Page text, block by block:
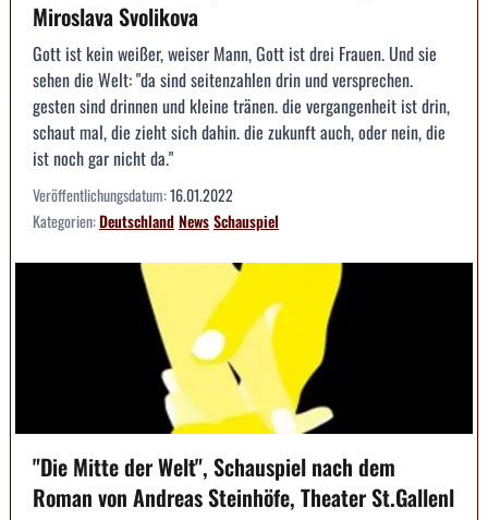
Miroslava Svolikova
Gott ist kein weißer, weiser Mann, Gott ist drei Frauen. Und sie
sehen die Welt: "da sind seitenzahlen drin und versprechen.
gesten sind drinnen und kleine tränen. die ver­gangenheit ist drin,
schaut mal, die zieht sich dahin. die zukunft auch, oder nein, die
ist noch gar nicht da."
Veröffentlichungsdatum:16.01.2022
Kategorien:DeutschlandNewsSchauspiel
"Die Mitte der Welt", Schauspiel nach dem
Roman von Andreas Steinhöfe, Theater St.Gallenl